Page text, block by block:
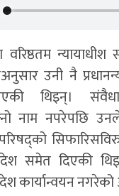
वरिष्ठतम
उनी नै
थिइन्।
नाम नपरेपछि
समेत दिएकी
कार्यान्वयन